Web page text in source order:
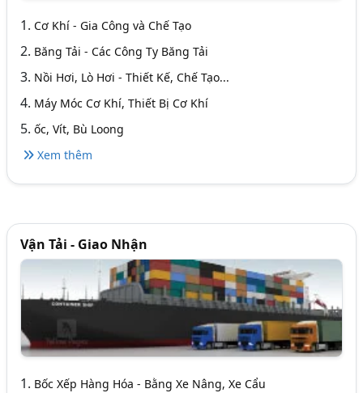
1. Cơ Khí - Gia Công và Chế Tạo
2. Băng Tải - Các Công Ty Băng Tải
3. Nồi Hơi, Lò Hơi - Thiết Kế, Chế Tạo...
4. Máy Móc Cơ Khí, Thiết Bị Cơ Khí
5. ốc, Vít, Bù Loong
Xem thêm
Vận Tải - Giao Nhận
1. Bốc Xếp Hàng Hóa - Bằng Xe Nâng, Xe Cẩu